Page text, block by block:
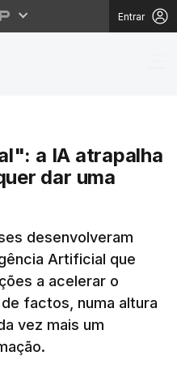
Entrar
digital":
a IA atrapalha
dar uma
desenvolveram
Artificial que
a acelerar o
factos, numa altura
vez mais um